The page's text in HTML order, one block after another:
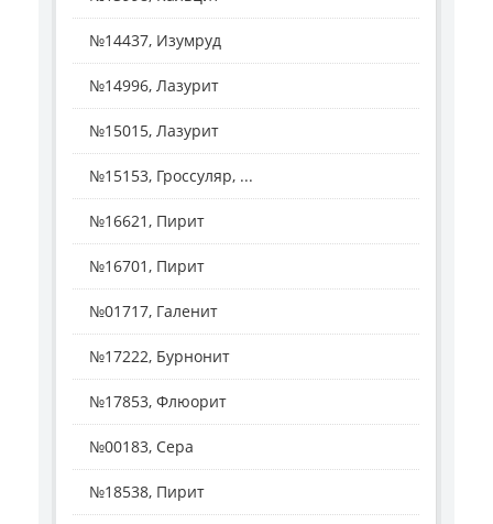
№14437, Изумруд
№14996, Лазурит
№15015, Лазурит
№15153, Гроссуляр, ...
№16621, Пирит
№16701, Пирит
№01717, Галенит
№17222, Бурнонит
№17853, Флюорит
№00183, Сера
№18538, Пирит